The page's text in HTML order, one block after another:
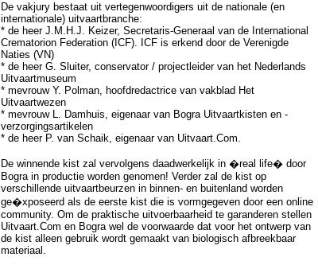
De vakjury bestaat uit vertegenwoordigers uit de nationale (en
internationale) uitvaartbranche:
* de heer J.M.H.J. Keizer, Secretaris-Generaal van de International
Crematorion Federation (ICF). ICF is erkend door de Verenigde
Naties (VN)
* de heer G. Sluiter, conservator / projectleider van het Nederlands
Uitvaartmuseum
* mevrouw Y. Polman, hoofdredactrice van vakblad Het
Uitvaartwezen
* mevrouw L. Damhuis, eigenaar van Bogra Uitvaartkisten en -
verzorgingsartikelen
* de heer P. van Schaik, eigenaar van Uitvaart.Com.
De winnende kist zal vervolgens daadwerkelijk in �real life� door
Bogra in productie worden genomen! Verder zal de kist op
verschillende uitvaartbeurzen in binnen- en buitenland worden
ge�xposeerd als de eerste kist die is vormgegeven door een online
community. Om de praktische uitvoerbaarheid te garanderen stellen
Uitvaart.Com en Bogra wel de voorwaarde dat voor het ontwerp van
de kist alleen gebruik wordt gemaakt van biologisch afbreekbaar
materiaal.